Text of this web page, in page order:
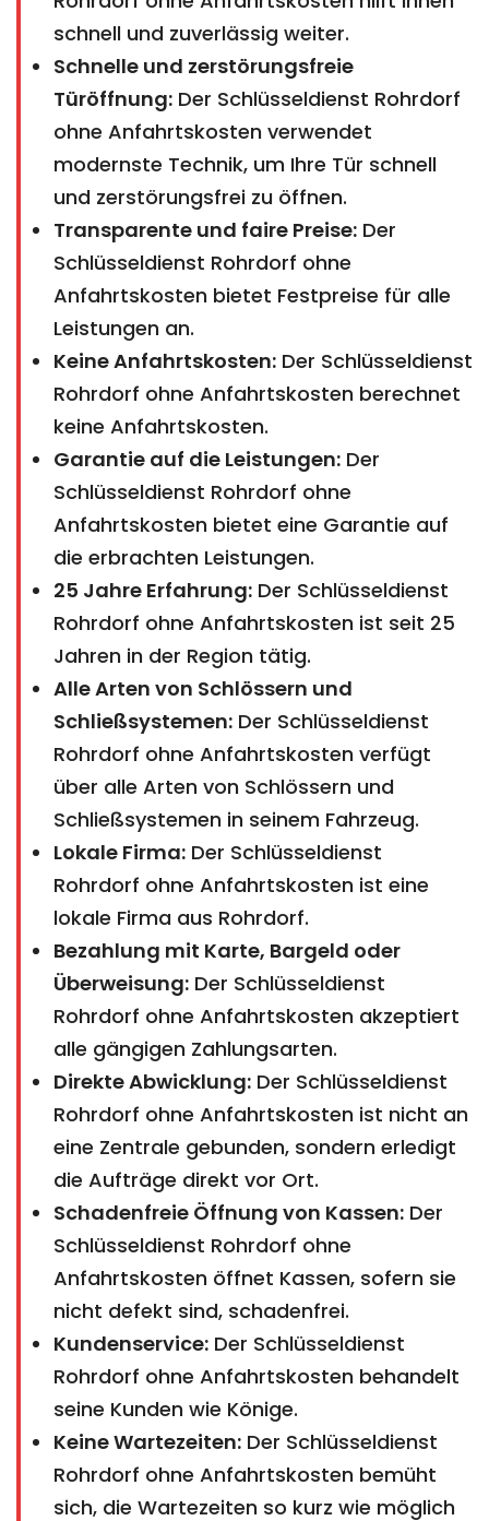
schnell und zuverlässig weiter.
Schnelle und zerstörungsfreie
Türöffnung: Der Schlüsseldienst Rohrdorf
ohne Anfahrtskosten verwendet
modernste Technik, um Ihre Tür schnell
und zerstörungsfrei zu öffnen.
Transparente und faire Preise: Der
Schlüsseldienst Rohrdorf ohne
Anfahrtskosten bietet Festpreise für alle
Leistungen an.
Keine Anfahrtskosten: Der Schlüsseldienst
Rohrdorf ohne Anfahrtskosten berechnet
keine Anfahrtskosten.
Garantie auf die Leistungen: Der
Schlüsseldienst Rohrdorf ohne
Anfahrtskosten bietet eine Garantie auf
die erbrachten Leistungen.
25 Jahre Erfahrung: Der Schlüsseldienst
Rohrdorf ohne Anfahrtskosten ist seit 25
Jahren in der Region tätig.
Alle Arten von Schlössern und
Schließsystemen: Der Schlüsseldienst
Rohrdorf ohne Anfahrtskosten verfügt
über alle Arten von Schlössern und
Schließsystemen in seinem Fahrzeug.
Lokale Firma: Der Schlüsseldienst
Rohrdorf ohne Anfahrtskosten ist eine
lokale Firma aus Rohrdorf.
Bezahlung mit Karte, Bargeld oder
Überweisung: Der Schlüsseldienst
Rohrdorf ohne Anfahrtskosten akzeptiert
alle gängigen Zahlungsarten.
Direkte Abwicklung: Der Schlüsseldienst
Rohrdorf ohne Anfahrtskosten ist nicht an
eine Zentrale gebunden, sondern erledigt
die Aufträge direkt vor Ort.
Schadenfreie Öffnung von Kassen: Der
Schlüsseldienst Rohrdorf ohne
Anfahrtskosten öffnet Kassen, sofern sie
nicht defekt sind, schadenfrei.
Kundenservice: Der Schlüsseldienst
Rohrdorf ohne Anfahrtskosten behandelt
seine Kunden wie Könige.
Keine Wartezeiten: Der Schlüsseldienst
Rohrdorf ohne Anfahrtskosten bemüht
sich, die Wartezeiten so kurz wie möglich